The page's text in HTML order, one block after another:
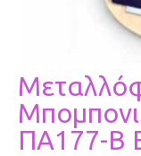
ΠΑ177-Β